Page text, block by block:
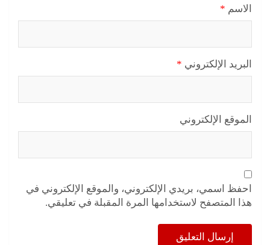
الاسم *
البريد الإلكتروني *
الموقع الإلكتروني
احفظ اسمي، بريدي الإلكتروني، والموقع الإلكتروني في
هذا المتصفح لاستخدامها المرة المقبلة في تعليقي.